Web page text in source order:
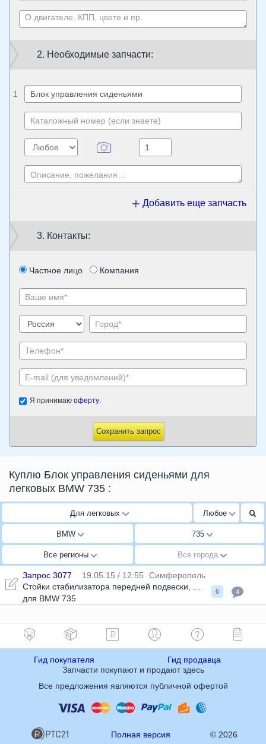
2. Необходимые запчасти:
1
Добавить еще запчасть
3. Контакты:
Частное лицо Компания
Я принимаю оферту.
Сохранить запрос
Куплю Блок управления сиденьями для
легковых BMW 735 :
Для легковых Любое
BMW 735
Все регионы Все города
Запрос 3077 19.05.15 / 12:55
Симферополь
Стойки стабилизатора передней подвески
Амортизатор
для BMW 735
6 4
Гид покупателя
Гид продавца
Запчасти покупают и продают здесь
Все предложения являются публичной офертой
Полная версия © 2026